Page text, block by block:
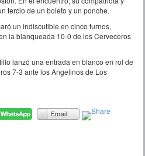
tercio de un boleto y un ponche.
un indiscutible en cinco turnos,
la blanqueada 10-0 de los Cerveceros
lanzó una entrada en blanco en rol de
7-3 ante los Angelinos de Los